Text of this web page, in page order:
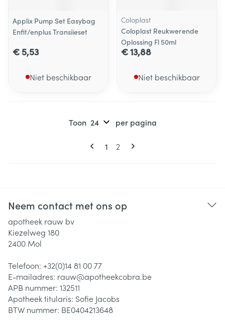
Applix Pump Set Easybag
Enfit/enplus Transiieset
€ 5,53
Niet beschikbaar
Coloplast
Coloplast Reukwerende
Oplossing Fl 50ml
€ 13,88
Niet beschikbaar
Pagina's
U lees momenteel pagina
1 Pagina
2
Toon per pagina
Neem contact met ons op
apotheek rauw bv
Kiezelweg 180
2400 Mol
Telefoon: +32(0)14 81 00 77
E-mailadres: rauw@apotheekcobra.be
APB nummer: 132511
Apotheek titularis: Sofie Jacobs
BTW nummer: BE0404213648